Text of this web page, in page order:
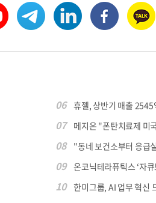
06 휴젤, 상반기 매출
07 메지온 "폰탄치료제 미
08 "동네 보건소부터 응
09 온코닉테라퓨틱스 ‘자
10 한미그룹, AI 업무 혁신